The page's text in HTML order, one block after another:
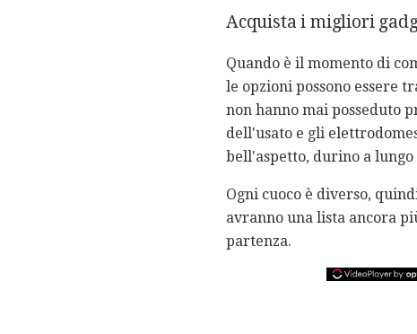
Acquista i migliori
Quando è il momento di
le opzioni possono essere
non hanno mai posseduto
dell'usato e gli
bell'aspetto, durino a
Ogni cuoco è diverso,
avranno una lista ancora
partenza.